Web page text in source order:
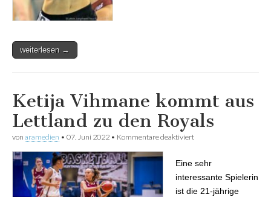
weiterlesen →
Ketija Vihmane kommt aus
Lettland zu den Royals
von aramedien • 07. Juni 2022 • Kommentare deaktiviert
Eine sehr
interessante Spielerin
ist die 21-jährige